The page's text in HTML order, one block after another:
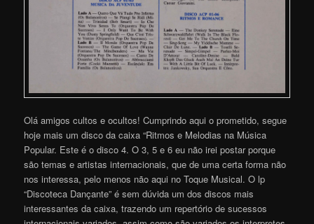
Olá amigos cultos e ocultos! Cumprindo aqui o prometido, segue
hoje mais um disco da caixa “Ritmos e Melodias na Música
Popular. Este é o disco 4. O 3, 5 e 6 eu não irei postar porque
são temas e artistas internacionais, que de uma certa forma não
nos interessa, pelo menos não aqui no Toque Musical. O lp
“Discoteca Dançante” é sem dúvida um dos discos mais
interessantes da caixa, trazendo um repertório de sucessos